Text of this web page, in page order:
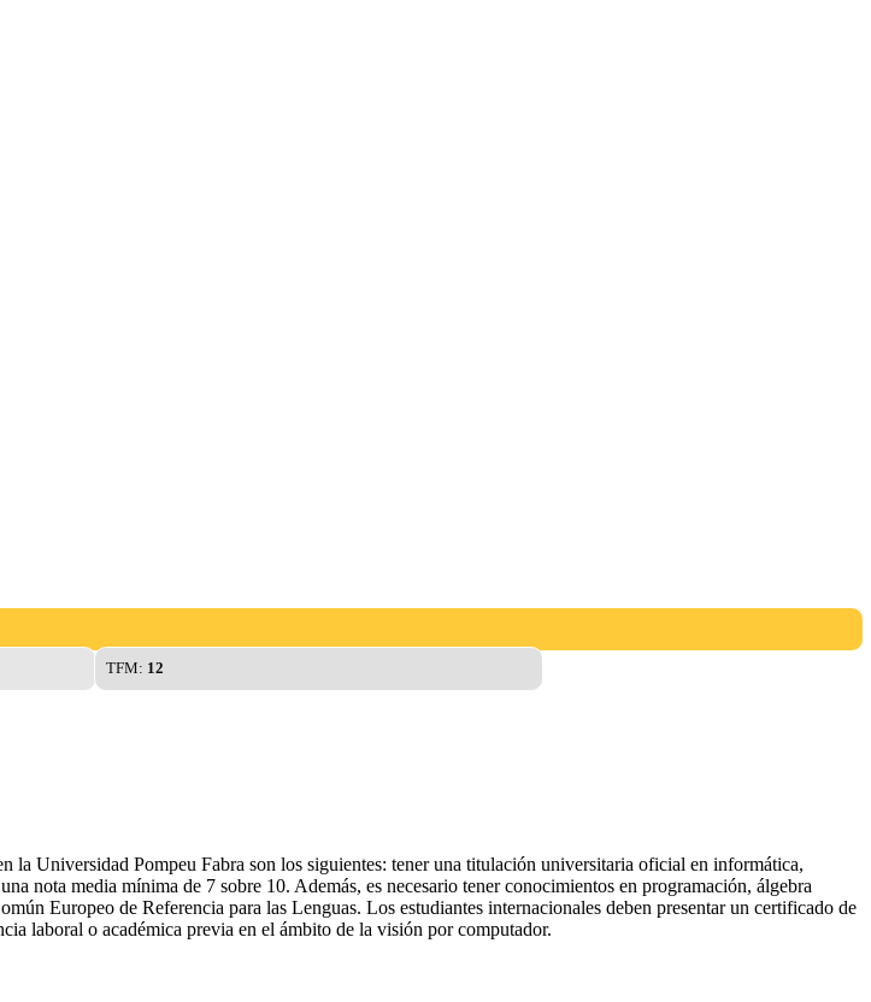
TFM: 12
Universidad Pompeu Fabra son los siguientes: tener una titulación universitaria oficial en informática,
nota media mínima de 7 sobre 10. Además, es necesario tener conocimientos en programación, álgebra
Europeo de Referencia para las Lenguas. Los estudiantes internacionales deben presentar un certificado de
laboral o académica previa en el ámbito de la visión por computador.